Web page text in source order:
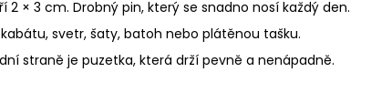
2 × 3 cm. Drobný pin, který se snadno nosí každý den.
svetr, šaty, batoh nebo plátěnou tašku.
straně je puzetka, která drží pevně a nenápadně.